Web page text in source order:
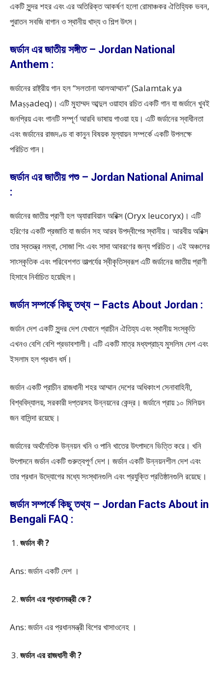
একটি সুন্দর শহর এবং এর অতিরিক্ত আকর্ষণ হলো রোমাঞ্চকর ঐতিহ্যিক ভবন,
পুরাতন সবজি বাগান ও স্থানীয় খাদ্য ও শিল্প উৎস।
জর্ডান এর জাতীয় সঙ্গীত – Jordan National
Anthem :
জর্ডানের রাষ্ট্রীয় গান হল “সলতানা আলআম্মান” (Salamtak ya
Maṣṣadeq)। এটি মুহাম্মদ আব্দুল ওয়াহাব রচিত একটি গান যা জর্ডানে খুবই
জনপ্রিয় এবং গানটি সম্পূর্ণ আরবি ভাষায় গাওয়া হয়। এটি জর্ডানের স্বাধীনতা
এবং জর্ডানের রাজদণ্ড বা কানুন বিষয়ক মূল্যায়ন সম্পর্কে একটি উপলক্ষে
পরিচিত গান।
জর্ডান এর জাতীয় পশু – Jordan National Animal
:
জর্ডানের জাতীয় প্রাণী হল অ্যারাবিয়ান অরিক্স (Oryx leucoryx)। এটি
হরিণের একটি প্রজাতি যা জর্ডান সহ আরব উপদ্বীপের স্থানীয়। আরবীয় অরিক্স
তার স্বতন্ত্র লম্বা, সোজা শিং এবং সাদা আবরণের জন্য পরিচিত। এই অঞ্চলের
সাংস্কৃতিক এবং পরিবেশগত তাত্পর্যের স্বীকৃতিস্বরূপ এটি জর্ডানের জাতীয় প্রাণী
হিসাবে নির্বাচিত হয়েছিল।
জর্ডান সম্পর্কে কিছু তথ্য – Facts About Jordan :
জর্ডান দেশ একটি সুন্দর দেশ যেখানে প্রাচীন ঐতিহ্য এবং স্থানীয় সংস্কৃতি
এখনও বেশি বেশি প্রভাবশালী। এটি একটি মাত্র মধ্যপ্রাচ্য মুসলিম দেশ এবং
ইসলাম হল প্রধান ধর্ম।
জর্ডান একটি প্রাচীন রাজধানী শহর আম্মান দেশের অধিকাংশ সেনাবাহিনী,
বিশ্ববিদ্যালয়, সরকারী দপ্তরসহ উন্নয়নের কেন্দ্র। জর্ডানে প্রায় ১০ মিলিয়ন
জন বাসিন্দা রয়েছে।
জর্ডানের অর্থনৈতিক উন্নয়ন খনি ও পানি খাতের উৎপাদনে ভিত্তি করে। খনি
উৎপাদনে জর্ডান একটি গুরুত্বপূর্ণ দেশ। জর্ডান একটি উন্নয়নশীল দেশ এবং
তার প্রধান উদ্যোগের মধ্যে সংস্থানগুলি এবং প্রযুক্তি প্রতিষ্ঠানগুলি রয়েছে।
জর্ডান সম্পর্কে কিছু তথ্য – Jordan Facts About in
Bengali FAQ :
জর্ডান কী ?
Ans: জর্ডান একটি দেশ ।
জর্ডান এর প্রধানমন্ত্রী কে ?
Ans: জর্ডান এর প্রধানমন্ত্রী বিশের খাসাওনেহ ।
জর্ডান এর রাজধানী কী ?